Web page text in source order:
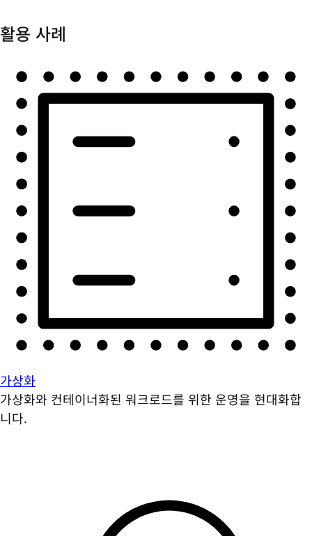
활용 사례
가상화
가상화와 컨테이너화된 워크로드를 위한 운영을 현대화합
니다.